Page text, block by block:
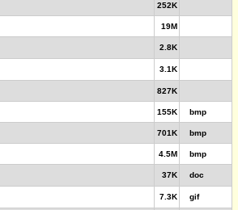
252K
19M
2.8K
3.1K
827K
155K bmp
701K bmp
4.5M bmp
37K doc
7.3K gif